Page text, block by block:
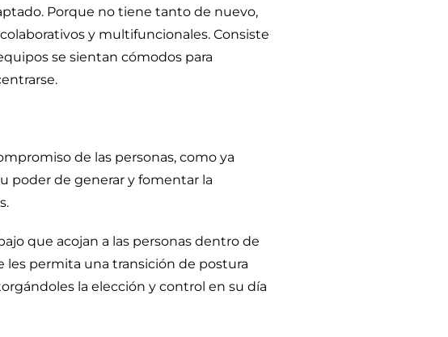
Porque no tiene tanto de nuevo,
y multifuncionales. Consiste
se sientan cómodos para
de las personas, como ya
poder de generar y fomentar la
que acojan a las personas dentro de
les permita una transición de postura
la elección y control en su día